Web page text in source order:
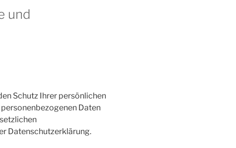
und
Schutz Ihrer persönlichen
Daten
Datenschutzerklärung.